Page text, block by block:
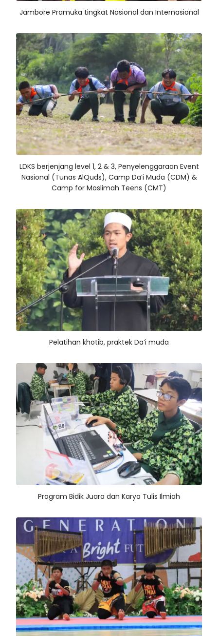
Jambore Pramuka tingkat Nasional dan Internasional
LDKS berjenjang level 1, 2 & 3, Penyelenggaraan Event
Nasional (Tunas AlQuds), Camp Da’i Muda (CDM) &
Camp for Moslimah Teens (CMT)
Pelatihan khotib, praktek Da’i muda
Program Bidik Juara dan Karya Tulis Ilmiah